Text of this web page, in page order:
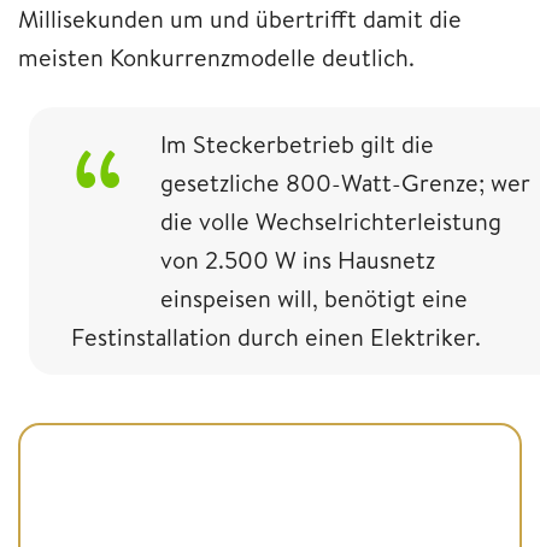
Millisekunden um und übertrifft damit die
meisten Konkurrenzmodelle deutlich.
Im Steckerbetrieb gilt die
gesetzliche 800-Watt-Grenze; wer
die volle Wechselrichterleistung
von 2.500 W ins Hausnetz
einspeisen will, benötigt eine
Festinstallation durch einen Elektriker.